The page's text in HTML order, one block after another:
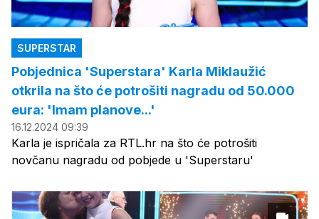
SUPERSTAR
Pobjednica 'Superstara' Karla Miklaužić
otkrila na što će potrošiti nagradu od 50.000
eura: 'Imam planove...'
16.12.2024 09:39
Karla je ispričala za RTL.hr na što će potrošiti
novčanu nagradu od pobjede u 'Superstaru'